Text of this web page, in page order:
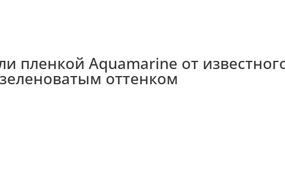
пленкой Aquamarine от
оттенком